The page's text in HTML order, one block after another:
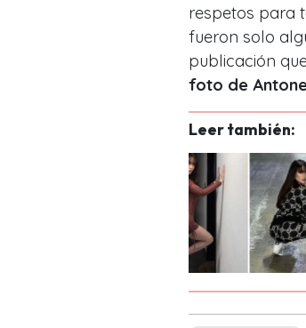
respetos para
fueron solo
publicación
foto de
Leer también: